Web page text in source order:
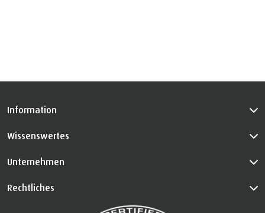
Information
Wissenswertes
Unternehmen
Rechtliches